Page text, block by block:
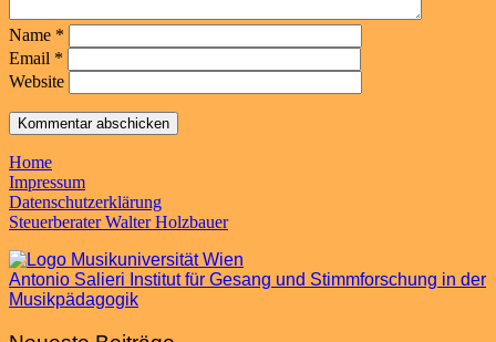
Name *
Email *
Website
Home
Impressum
Datenschutzerklärung
Steuerberater Walter Holzbauer
Antonio Salieri Institut für Gesang und Stimmforschung in der
Musikpädagogik